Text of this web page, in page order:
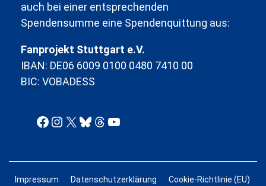
auch bei einer entsprechenden
Spendensumme eine Spendenquittung aus:
Fanprojekt Stuttgart e.V.
IBAN: DE06 6009 0100 0480 7410 00
BIC: VOBADESS
Facebook
Instagram
X Bluesky
Threads
YouTube
Impressum Datenschutzerklärung Cookie-Richtlinie (EU)